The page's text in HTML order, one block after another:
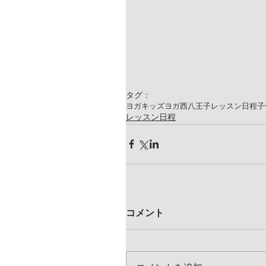
タグ：
ヨガキッズヨガ西八王子レッスン日程子
レッスン日程
コメント